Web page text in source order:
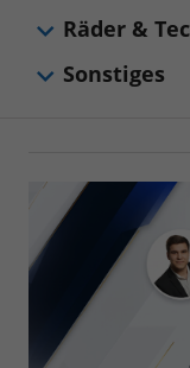
Räder &
Sonstiges